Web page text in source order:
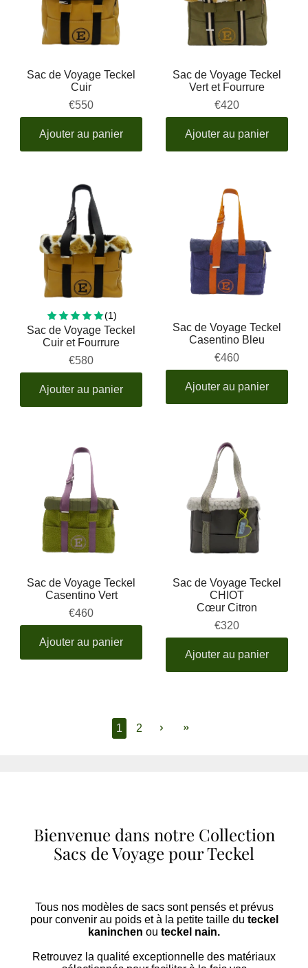
Sac de Voyage Teckel
Cuir
€550
Ajouter au panier
Sac de Voyage Teckel
Vert et Fourrure
€420
Ajouter au panier
(1)1 total reviews
Sac de Voyage Teckel
Cuir et Fourrure
€580
Ajouter au panier
Sac de Voyage Teckel
Casentino Bleu
€460
Ajouter au panier
Sac de Voyage Teckel
Casentino Vert
€460
Ajouter au panier
Sac de Voyage Teckel
CHIOT
Cœur Citron
€320
Ajouter au panier
1 2
Bienvenue dans notre Collection
Sacs de Voyage pour Teckel
Tous nos modèles de sacs sont pensés et prévus
pour convenir au poids et à la petite taille du teckel
kaninchen ou teckel nain.
Retrouvez la qualité exceptionnelle des matériaux